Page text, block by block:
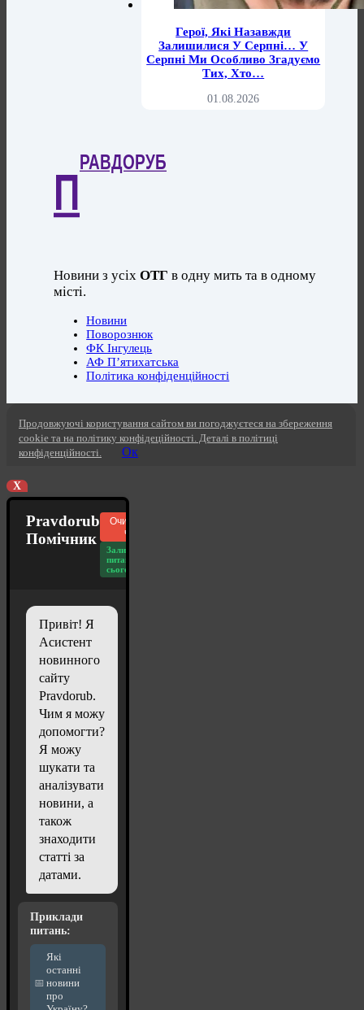
Герої, Які Назавжди
Залишилися У Серпні… У
Серпні Ми Особливо Згадуємо
Тих, Хто…
01.08.2026
П
РАВДОРУБ
Новини з усіхОТГ в одну мить та в одному
місті.
Новини
Поворознюк
ФК Інгулець
АФ П’ятихатська
Політика конфіденційності
Продовжуючі користування сайтом ви погоджуєтеся на збереження
cookie та на політику конфідеційності. Деталі в політиці
конфіденційності.
Ок
X
Pravdorub
Помічник
Очистити
чат
Залишилось
питань
сьогодні: 20
Привіт! Я
Асистент
новинного
сайту
Pravdorub.
Чим я можу
допомогти?
Я можу
шукати та
аналізувати
новини, а
також
знаходити
статті за
датами.
Приклади
питань:
Які
останні
новини
про